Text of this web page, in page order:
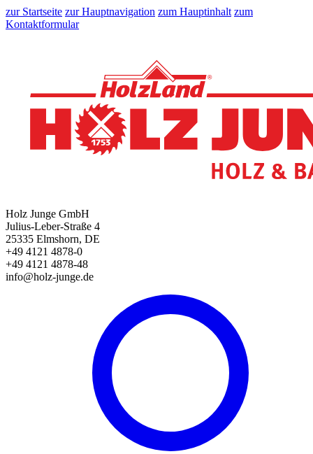
zur Startseite zur Hauptnavigation zum Hauptinhalt zum
Kontaktformular
Holz Junge GmbH
Julius-Leber-Straße 4
25335 Elmshorn, DE
+49 4121 4878-0
+49 4121 4878-48
info@holz-junge.de